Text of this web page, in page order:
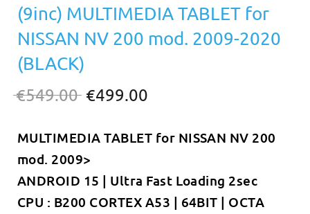
(9inc) MULTIMEDIA TABLET for
NISSAN NV 200 mod. 2009-2020
(BLACK)
€549.00 Original
was:
€549.00.
€499.00
τιμή
€499.00.
MULTIMEDIA TABLET for NISSAN NV 200
mod. 2009>
ANDROID 15 | Ultra Fast Loading 2sec
CPU : B200 CORTEX A53 | 64BIT | OCTA